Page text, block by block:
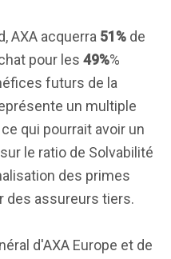
AXA acquerra 51% de
pour les 49%%
futurs de la
un multiple
ce qui pourrait avoir un
sur le ratio de Solvabilité
des primes
des assureurs tiers.
d'AXA Europe et de